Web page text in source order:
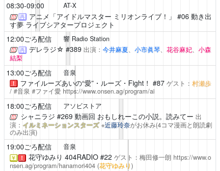
08:30-09:00 AT-X
再 アニメ「アイドルマスター ミリオンライブ！」 #06 動き出
す夢 ライブシアタープロジェクト
12:00ごろ配信
響 Radio Station
再 デレラジ☆ #389 出演： 今井麻夏、 小市眞琴、 花谷麻妃、 小森
結梨
13:00ごろ配信 音泉
！ ファイルーズあいの“愛”・ルーズ・Fight！ #87 ゲスト： 村瀬歩
/ #音泉 #ファイ愛 https://www.onsen.ag/program/ai
18:00ごろ配信 アソビストア
シャニラジ #269 動画回 おもしれーこの小説。読みてー 出
演： イルミネーションスターズ※近藤玲奈がお休み(4コマ漫画と朗読劇
のみ出演)
19:00ごろ配信 音泉
￥ ！ 花守ゆみり 404RADIO#22 ゲスト：梅田修一朗 https://www.o
nsen.ag/program/hanamori404 (花守ゆみり)